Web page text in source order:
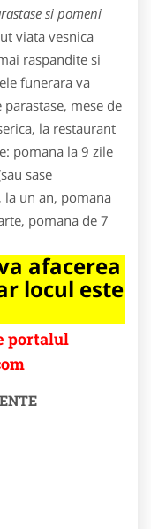
si pomeni
viata vesnica
raspandite si
funerara va
mese de
la restaurant
pomana la 9 zile
sase
un an, pomana
pomana de 7
afacerea
locul este
portalul